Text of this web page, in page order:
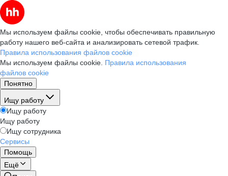
Мы используем файлы cookie, чтобы обеспечивать правильную
работу нашего веб-сайта и анализировать сетевой трафик.
Правила использования файлов cookie
Мы используем файлы cookie. Правила использования
файлов cookie
Понятно
Ищу работу
Ищу работу
Ищу работу
Ищу сотрудника
Сервисы
Помощь
Ещё